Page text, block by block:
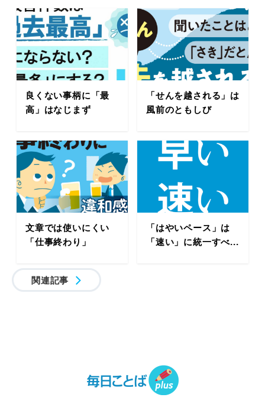
良くない事柄に「最
高」はなじまず
「せんを越される」は
風前のともしび
文章では使いにくい
「仕事終わり」
「はやいペース」は
「速い」に統一すべ...
関連記事